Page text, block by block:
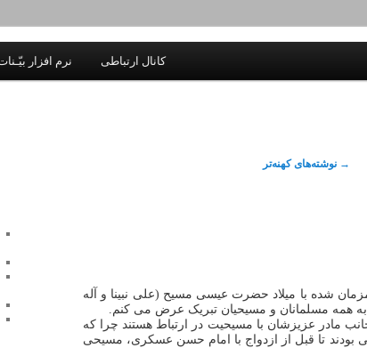
بر خط
نرم افزار کانال ارتباطی
→ نوشته‌های کهنه‌تر
شده با میلاد حضرت عیسی مسیح (علی نبینا و آله
به همه مسلمانان و مسیحیان تبریک عرض می کنم.
مادر عزیزشان با مسیحیت در ارتباط هستند چرا که
تا قبل از ازدواج با امام حسن عسکری، مسیحی